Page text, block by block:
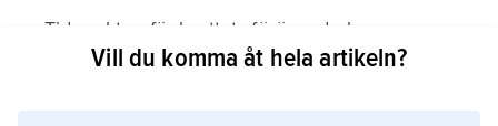
Tidpunkten för brottets förövande kan vara
såväl vid barnets födelse som vid en senare
Vill du komma åt hela artikeln?